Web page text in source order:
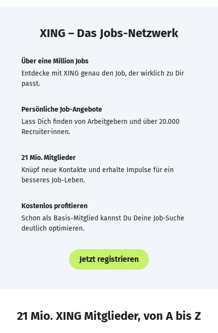
XING – Das Jobs-Netzwerk
Über eine Million Jobs
Entdecke mit XING genau den Job, der wirklich zu Dir
passt.
Persönliche Job-Angebote
Lass Dich finden von Arbeitgebern und über 20.000
Recruiter·innen.
21 Mio. Mitglieder
Knüpf neue Kontakte und erhalte Impulse für ein
besseres Job-Leben.
Kostenlos profitieren
Schon als Basis-Mitglied kannst Du Deine Job-Suche
deutlich optimieren.
Jetzt registrieren
21 Mio. XING Mitglieder, von A bis Z